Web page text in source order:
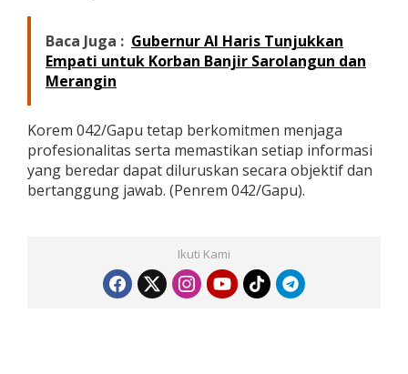
Baca Juga : Gubernur Al Haris Tunjukkan
Empati untuk Korban Banjir Sarolangun dan
Merangin
Korem 042/Gapu tetap berkomitmen menjaga
profesionalitas serta memastikan setiap informasi
yang beredar dapat diluruskan secara objektif dan
bertanggung jawab. (Penrem 042/Gapu).
Ikuti Kami